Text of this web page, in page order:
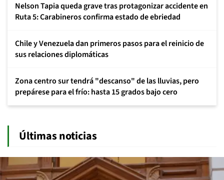
Nelson Tapia queda grave tras protagonizar accidente en
Ruta 5: Carabineros confirma estado de ebriedad
Chile y Venezuela dan primeros pasos para el reinicio de
sus relaciones diplomáticas
Zona centro sur tendrá "descanso" de las lluvias, pero
prepárese para el frío: hasta 15 grados bajo cero
Últimas noticias